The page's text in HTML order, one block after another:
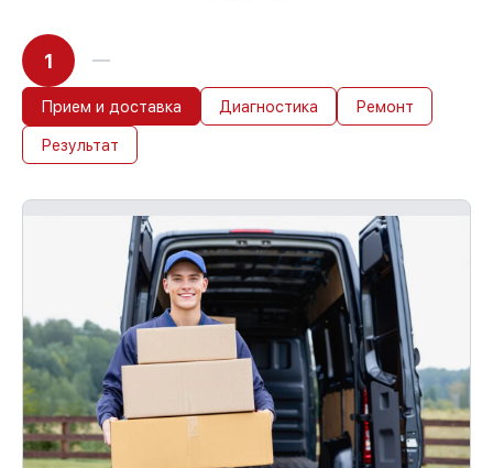
1
Прием и доставка Диагностика Ремонт
Результат